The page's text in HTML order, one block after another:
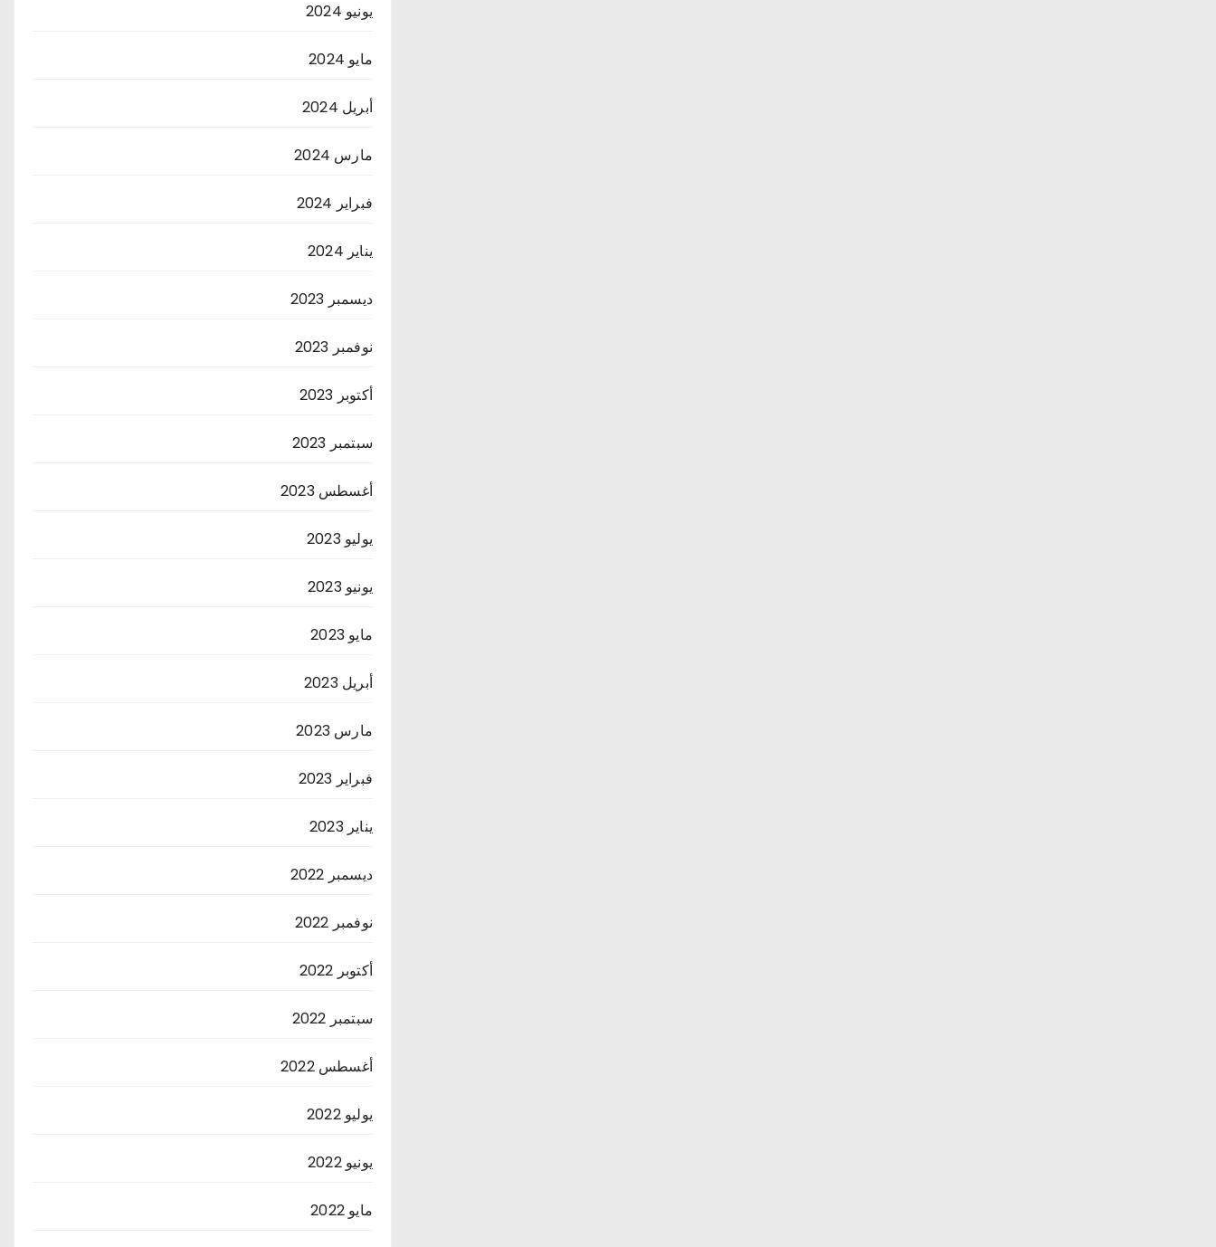
يونيو 2024
مايو 2024
أبريل 2024
مارس 2024
فبراير 2024
يناير 2024
ديسمبر 2023
نوفمبر 2023
أكتوبر 2023
سبتمبر 2023
أغسطس 2023
يوليو 2023
يونيو 2023
مايو 2023
أبريل 2023
مارس 2023
فبراير 2023
يناير 2023
ديسمبر 2022
نوفمبر 2022
أكتوبر 2022
سبتمبر 2022
أغسطس 2022
يوليو 2022
يونيو 2022
مايو 2022